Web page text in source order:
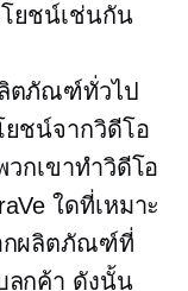
ยชน์เช่นกัน
ตภัณฑ์ทั่วไป
ชน์จากวิดีโอ
วกเขาทำวิดีโอ
ใดที่เหมาะ
กผลิตภัณฑ์ที่
ลูกค้า ดังนั้น